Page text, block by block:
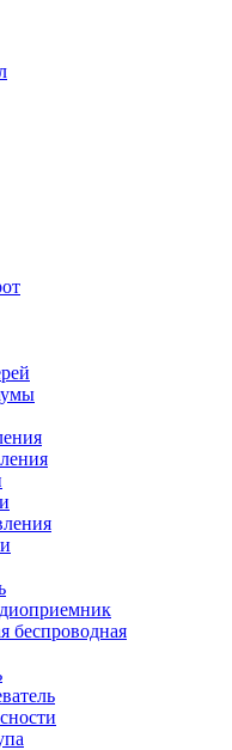
беспроводная